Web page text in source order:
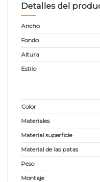
Detalles del
Ancho
Fondo
Altura
Estilo
Color
Materiales
Material superficie
Material de las patas
Peso
Montaje